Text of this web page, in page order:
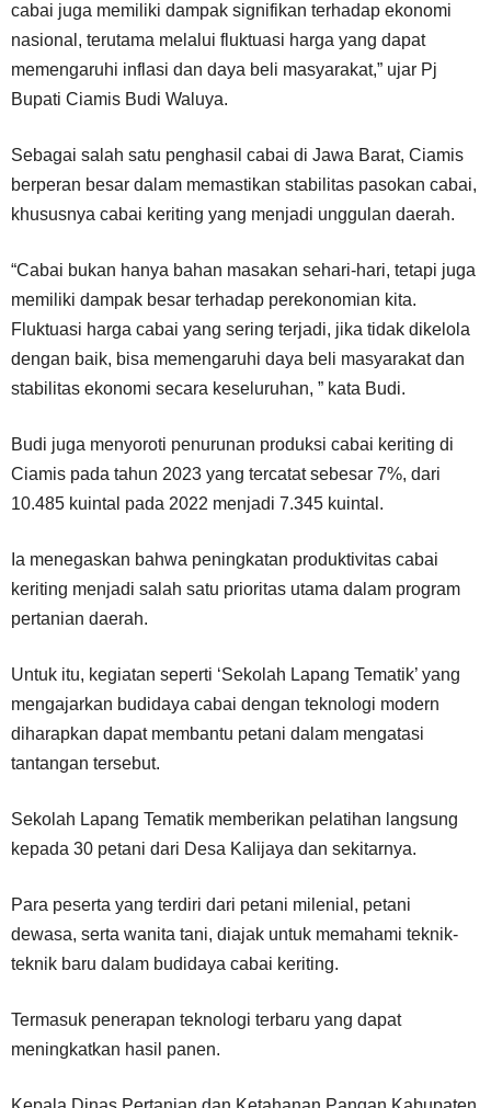
cabai juga memiliki dampak signifikan terhadap ekonomi
nasional, terutama melalui fluktuasi harga yang dapat
memengaruhi inflasi dan daya beli masyarakat,” ujar Pj
Bupati Ciamis Budi Waluya.
Sebagai salah satu penghasil cabai di Jawa Barat, Ciamis
berperan besar dalam memastikan stabilitas pasokan cabai,
khususnya cabai keriting yang menjadi unggulan daerah.
“Cabai bukan hanya bahan masakan sehari-hari, tetapi juga
memiliki dampak besar terhadap perekonomian kita.
Fluktuasi harga cabai yang sering terjadi, jika tidak dikelola
dengan baik, bisa memengaruhi daya beli masyarakat dan
stabilitas ekonomi secara keseluruhan, ” kata Budi.
Budi juga menyoroti penurunan produksi cabai keriting di
Ciamis pada tahun 2023 yang tercatat sebesar 7%, dari
10.485 kuintal pada 2022 menjadi 7.345 kuintal.
Ia menegaskan bahwa peningkatan produktivitas cabai
keriting menjadi salah satu prioritas utama dalam program
pertanian daerah.
Untuk itu, kegiatan seperti ‘Sekolah Lapang Tematik’ yang
mengajarkan budidaya cabai dengan teknologi modern
diharapkan dapat membantu petani dalam mengatasi
tantangan tersebut.
Sekolah Lapang Tematik memberikan pelatihan langsung
kepada 30 petani dari Desa Kalijaya dan sekitarnya.
Para peserta yang terdiri dari petani milenial, petani
dewasa, serta wanita tani, diajak untuk memahami teknik-
teknik baru dalam budidaya cabai keriting.
Termasuk penerapan teknologi terbaru yang dapat
meningkatkan hasil panen.